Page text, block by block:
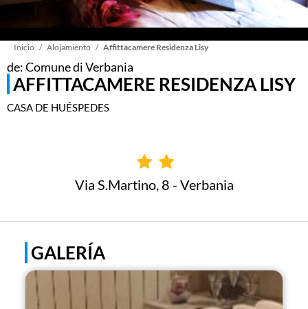
Sobrescribir
enlaces
ayuda
la
navegación
Inicio Alojamiento Affittacamere Residenza Lisy
de: Comune di Verbania
AFFITTACAMERE RESIDENZA LISY
CASA DE HUÉSPEDES
Via S.Martino, 8 - Verbania
GALERÍA